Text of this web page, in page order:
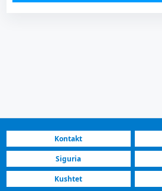
Kontakt
Siguria
Kushtet